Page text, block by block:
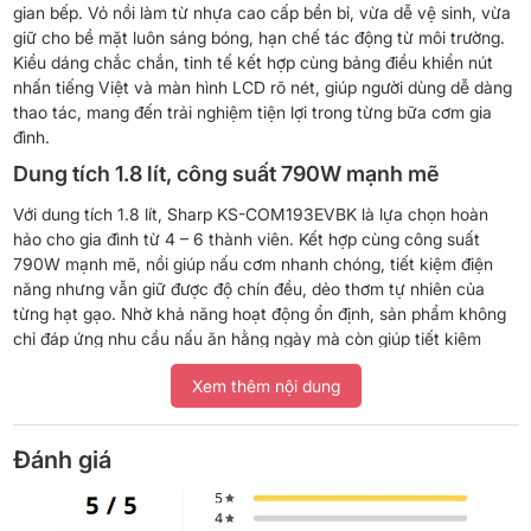
gian bếp. Vỏ nồi làm từ nhựa cao cấp bền bỉ, vừa dễ vệ sinh, vừa
giữ cho bề mặt luôn sáng bóng, hạn chế tác động từ môi trường.
Kiểu dáng chắc chắn, tinh tế kết hợp cùng bảng điều khiển nút
nhấn tiếng Việt và màn hình LCD rõ nét, giúp người dùng dễ dàng
thao tác, mang đến trải nghiệm tiện lợi trong từng bữa cơm gia
đình.
Dung tích 1.8 lít, công suất 790W mạnh mẽ
Với dung tích 1.8 lít, Sharp KS-COM193EVBK là lựa chọn hoàn
hảo cho gia đình từ 4 – 6 thành viên. Kết hợp cùng công suất
790W mạnh mẽ, nồi giúp nấu cơm nhanh chóng, tiết kiệm điện
năng nhưng vẫn giữ được độ chín đều, dẻo thơm tự nhiên của
từng hạt gạo. Nhờ khả năng hoạt động ổn định, sản phẩm không
chỉ đáp ứng nhu cầu nấu ăn hằng ngày mà còn giúp tiết kiệm
đáng kể thời gian cho những gia đình bận rộn.
Công nghệ nhiệt 3D
nhiệt từ ba hướng: trên, dưới và xung quanh lòng nồi. Nhờ vậy,
từng hạt gạo được nấu chín đều, giữ trọn hương vị thơm ngon và
độ dẻo mềm tự nhiên. Không chỉ giúp cơm luôn nóng hổi, công
Xem thêm nội dung
Đánh giá